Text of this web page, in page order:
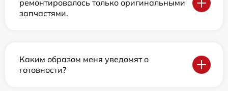
ремонтировалось только оригинальными
запчастями.
Каким образом меня уведомят о
готовности?